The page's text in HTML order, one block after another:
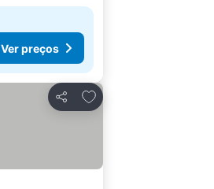
Ver preços
Partilhar
Adicionar aos favoritos